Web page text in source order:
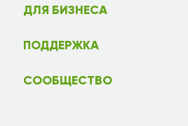
ДЛЯ БИЗНЕСА
ПОДДЕРЖКА
СООБЩЕСТВО